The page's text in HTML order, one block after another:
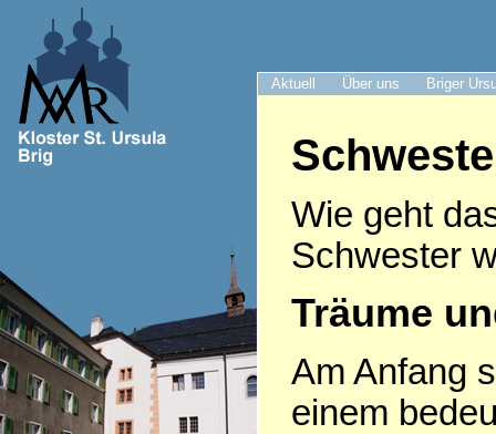
Aktuell Über uns Briger
Wie geht
Schwester
Träume
Am Anfang
einem